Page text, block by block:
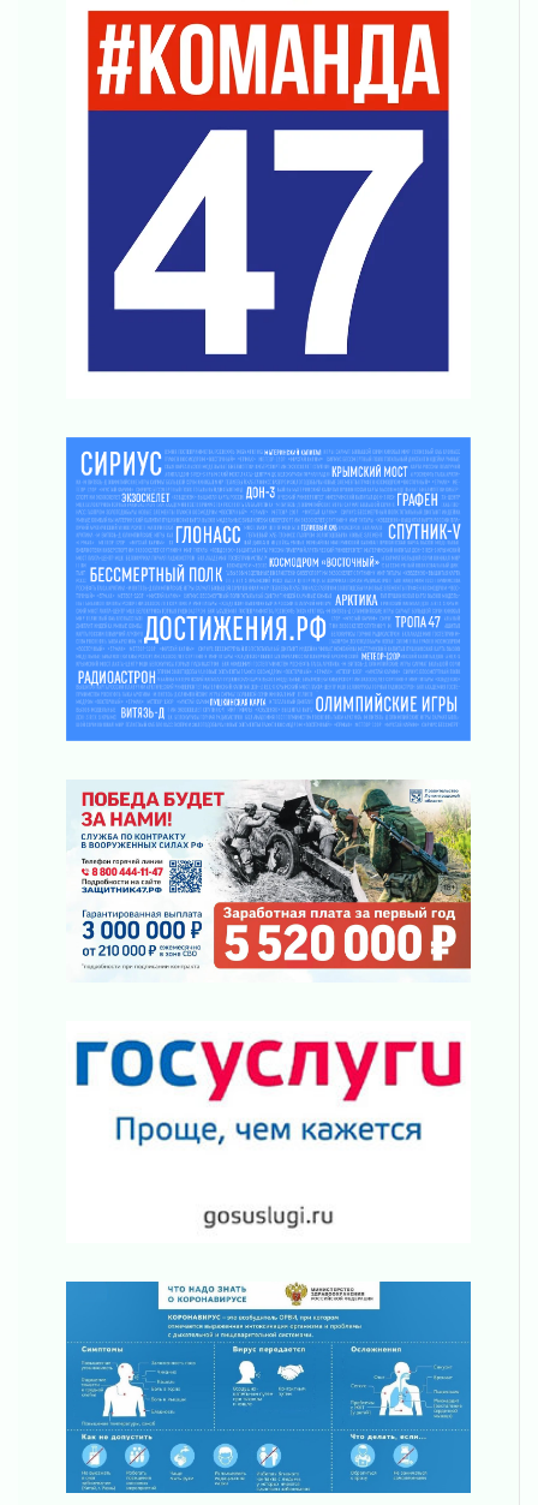
Регион готовится к выборам
04 августа 2026
Никакого принуждения, только письменное
согласие
Без риска для здоровья и кошелька
Важная информация
04 августа 2026
Что делать со сбережениями
Награды нашли строителей
03 августа 2026
Поддержка волонтерских объединений
03 августа 2026
Ладожский мост полностью закроют на два
часа
03 августа 2026
Музеи Ленобласти обновляют пространства
03 августа 2026
Новая площадка: 2027
03 августа 2026
Часть медиков в Ленобласти сможет
рассчитывать на доплату от региона
За сутки в Ленинградской области
ликвидировали 10 пожаров
03 августа 2026
Клюква наливается, но в корзинку пока не
просится
03 августа 2026
Строительные компании Ленобласти
Шесть новых жизней в честь дня рождения
Ленинградской области
Уроки безопасности для детей и взрослых
03 августа 2026
десантных войск
Ленобласть отметила заслуги жителей перед
регионом и страной
02 августа 2026
Ладога — не пруд
02 августа 2026
ПСК через Гослуслуги напомнит жителям
Ленинградской области о неоплаченных